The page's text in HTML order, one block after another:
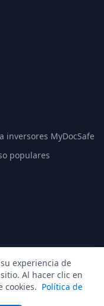
inversores MyDocSafe
populares
reservados. | Mapa
FR🇳🇱 NL🇵🇹 PT🇮🇹 IT
experiencia de
Al hacer clic en
cookies. Política de